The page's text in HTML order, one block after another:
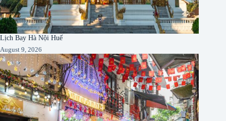
Lịch Bay Hà Nội Huế
August 9, 2026